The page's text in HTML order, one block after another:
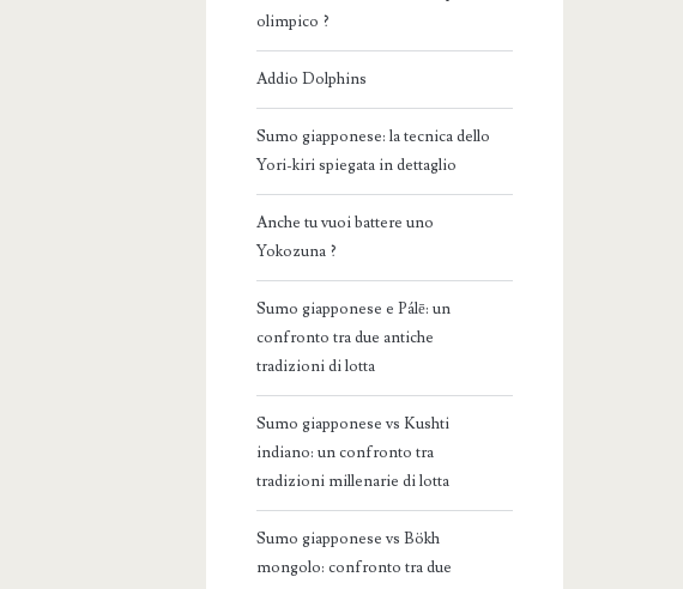
olimpico ?
Addio Dolphins
Sumo giapponese: la tecnica dello
Yori-kiri spiegata in dettaglio
Anche tu vuoi battere uno
Yokozuna ?
Sumo giapponese e Pálē: un
confronto tra due antiche
tradizioni di lotta
Sumo giapponese vs Kushti
indiano: un confronto tra
tradizioni millenarie di lotta
Sumo giapponese vs Bökh
mongolo: confronto tra due